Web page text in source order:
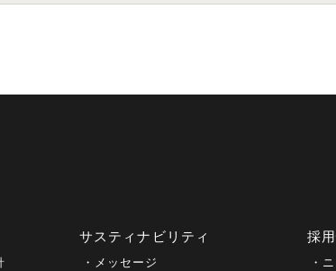
サスティナビリティ
メッセージ
採